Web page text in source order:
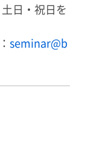
土日・祝日を
seminar@b